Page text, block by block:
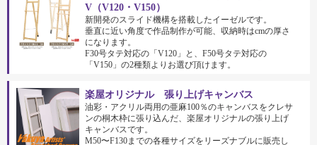
V（V120・V150）
新開発のスライド機構を搭載したイーゼルです。
垂直に近い角度で作品制作が可能、収納時はcmの厚さ
になります。
F30号タテ対応の「V120」と、F50号タテ対応の
「V150」の2種類よりお選び頂けます。
楽屋オリジナル 張り上げキャンバス
油彩・アクリル両用の亜麻100％のキャンバスをクレサ
ンの桐木枠に張り込んだ、楽屋オリジナルの張り上げ
キャンバスです。
M50〜F130までの各種サイズをリーズナブルに販売し